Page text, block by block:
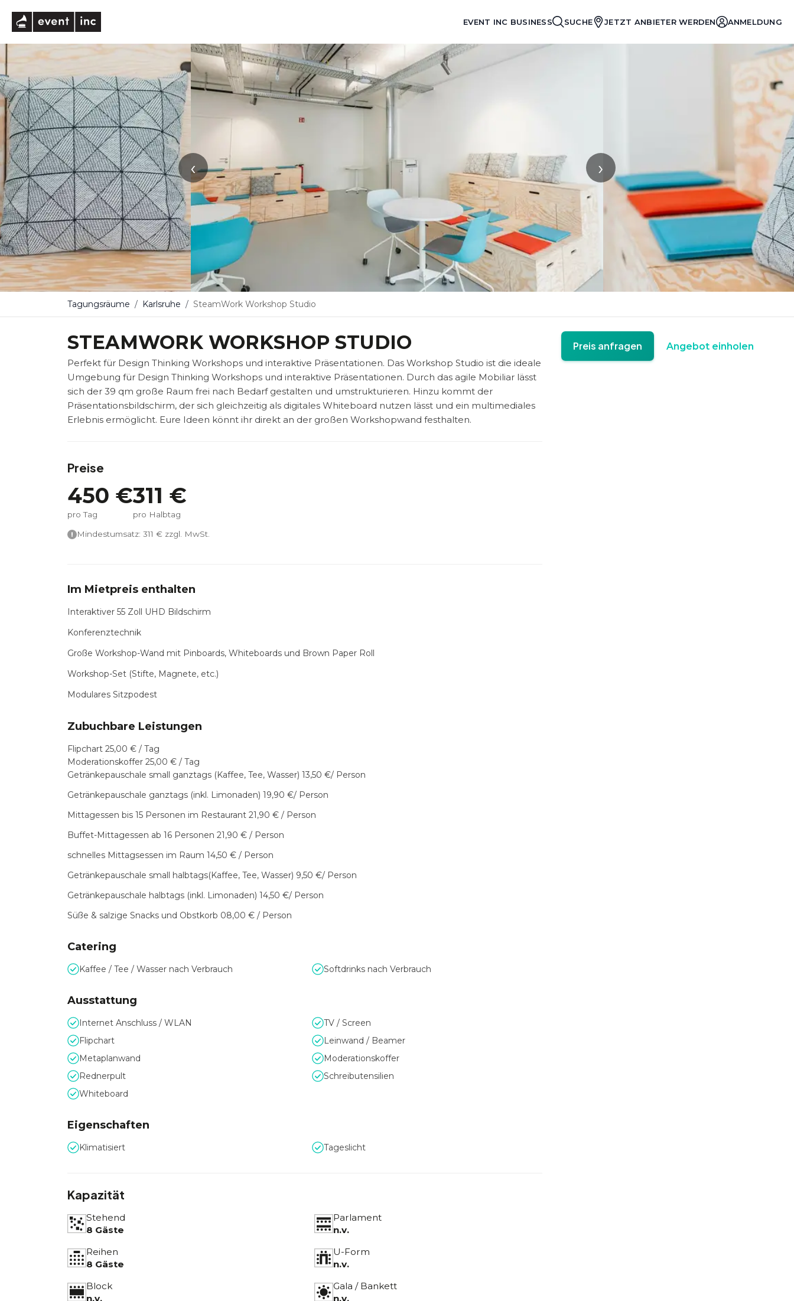
EVENT INC BUSINESS SUCHE JETZT ANBIETER WERDEN ANMELDUNG
‹ ›
Tagungsräume Karlsruhe SteamWork Workshop Studio
STEAMWORK WORKSHOP STUDIO
Perfekt für Design Thinking Workshops und interaktive Präsentationen. Das Workshop Studio ist die ideale
Umgebung für Design Thinking Workshops und interaktive Präsentationen. Durch das agile Mobiliar lässt
sich der 39 qm große Raum frei nach Bedarf gestalten und umstrukturieren. Hinzu kommt der
Präsentationsbildschirm, der sich gleichzeitig als digitales Whiteboard nutzen lässt und ein multimediales
Erlebnis ermöglicht. Eure Ideen könnt ihr direkt an der großen Workshopwand festhalten.
Preise
450 €
pro Tag
311 €
pro Halbtag
Mindestumsatz: 311 € zzgl. MwSt.
Im Mietpreis enthalten
Interaktiver 55 Zoll UHD Bildschirm
Konferenztechnik
Große Workshop-Wand mit Pinboards, Whiteboards und Brown Paper Roll
Workshop-Set (Stifte, Magnete, etc.)
Modulares Sitzpodest
Zubuchbare Leistungen
Flipchart 25,00 € / Tag
Moderationskoffer 25,00 € / Tag
Getränkepauschale small ganztags (Kaffee, Tee, Wasser) 13,50 €/ Person
Getränkepauschale ganztags (inkl. Limonaden) 19,90 €/ Person
Mittagessen bis 15 Personen im Restaurant 21,90 € / Person
Buffet-Mittagessen ab 16 Personen 21,90 € / Person
schnelles Mittagsessen im Raum 14,50 € / Person
Getränkepauschale small halbtags(Kaffee, Tee, Wasser) 9,50 €/ Person
Getränkepauschale halbtags (inkl. Limonaden) 14,50 €/ Person
Süße & salzige Snacks und Obstkorb 08,00 € / Person
Catering
Kaffee / Tee / Wasser nach Verbrauch Softdrinks nach Verbrauch
Ausstattung
Internet Anschluss / WLAN
TV / Screen
Flipchart
Leinwand / Beamer
Metaplanwand
Moderationskoffer
Rednerpult
Schreibutensilien
Whiteboard
Eigenschaften
Klimatisiert Tageslicht
Kapazität
Stehend
8 Gäste
Parlament
n.v.
Reihen
8 Gäste
U-Form
n.v.
Block
n.v.
Gala / Bankett
n.v.
Preis anfragen Angebot einholen